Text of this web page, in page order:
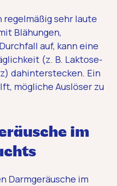
regelmäßig sehr laute
Blähungen,
auf, kann eine
(z. B. Laktose-
dahinterstecken. Ein
mögliche Auslöser zu
im
Darmgeräusche im